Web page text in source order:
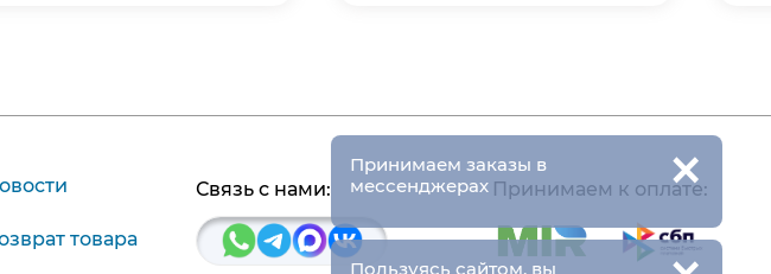
товара
Связь с нами: Принимаем к оплате:
Пользуясь сайтом, вы
Принимаем заказы в
мессенджерах
×